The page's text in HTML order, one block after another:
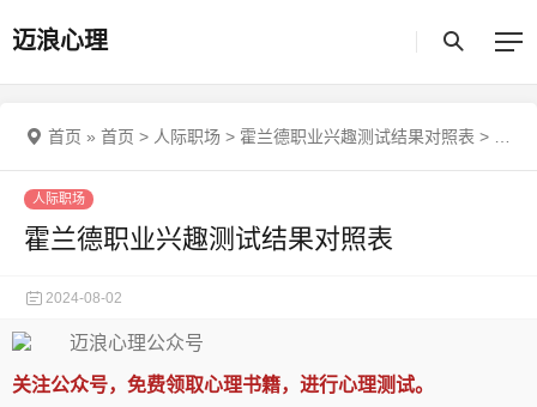
迈浪心理
首页 » 首页 > 人际职场 > 霍兰德职业兴趣测试结果对照表 >
人际职场
霍兰德职业兴趣测试结果对照表
2024-08-02
关注公众号，免费领取心理书籍，进行心理测试。